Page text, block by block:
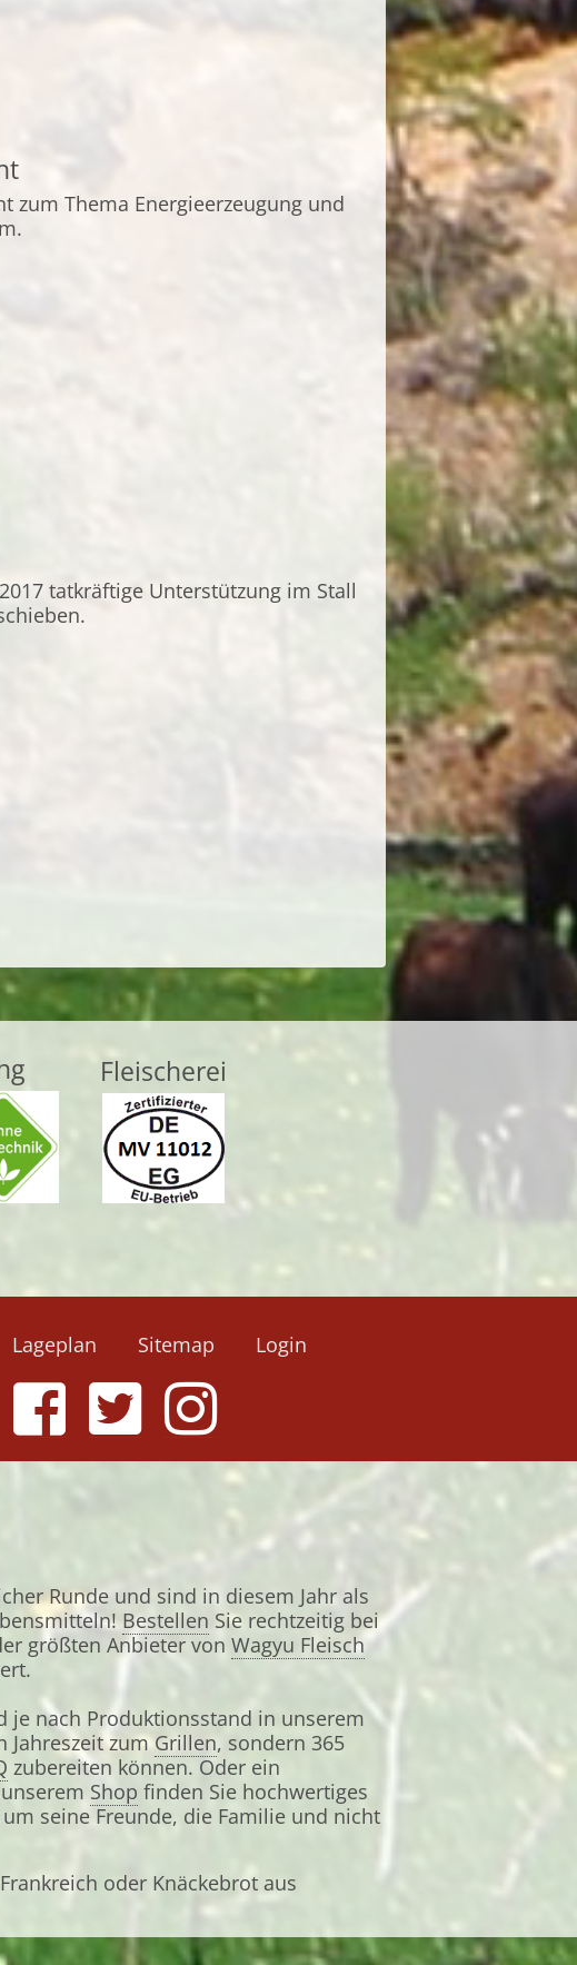
zum Thema Energieerzeugung und
tatkräftige Unterstützung im Stall
Fleischerei
Lageplan Sitemap Login
Runde und sind in diesem Jahr als
Bestellen Sie rechtzeitig bei
größten Anbieter von Wagyu Fleisch
je nach Produktionsstand in unserem
Jahreszeit zumGrillen, sondern 365
zubereiten können. Oder ein
Shop finden Sie hochwertiges
seine Freunde, die Familie und nicht
oder Knäckebrot aus